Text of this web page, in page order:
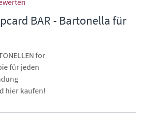
BAR - Bartonella für
for
für jeden
hier kaufen!